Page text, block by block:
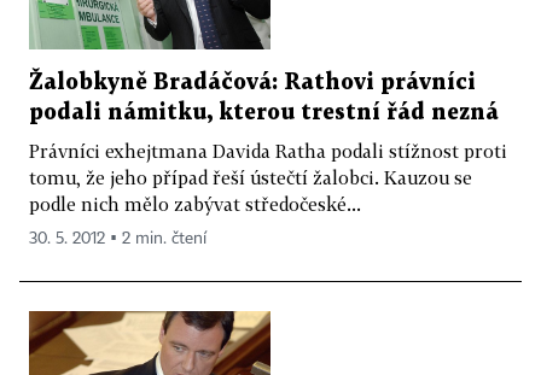
Žalobkyně Bradáčová: Rathovi právníci
podali námitku, kterou trestní řád nezná
Právníci exhejtmana Davida Ratha podali stížnost proti
tomu, že jeho případ řeší ústečtí žalobci. Kauzou se
podle nich mělo zabývat středočeské...
30. 5. 2012 ▪ 2 min. čtení